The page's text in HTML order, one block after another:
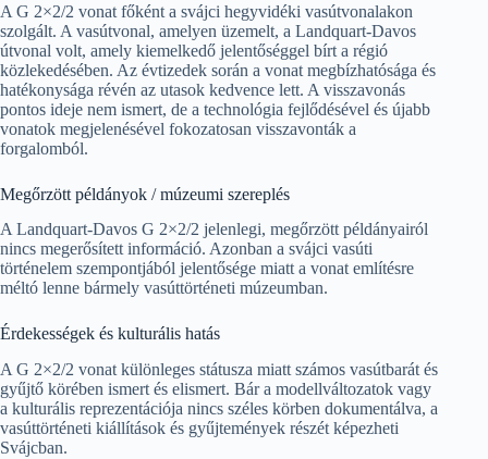
A G 2×2/2 vonat főként a svájci hegyvidéki vasútvonalakon
szolgált. A vasútvonal, amelyen üzemelt, a Landquart-Davos
útvonal volt, amely kiemelkedő jelentőséggel bírt a régió
közlekedésében. Az évtizedek során a vonat megbízhatósága és
hatékonysága révén az utasok kedvence lett. A visszavonás
pontos ideje nem ismert, de a technológia fejlődésével és újabb
vonatok megjelenésével fokozatosan visszavonták a
forgalomból.
Megőrzött példányok / múzeumi szereplés
A Landquart-Davos G 2×2/2 jelenlegi, megőrzött példányairól
nincs megerősített információ. Azonban a svájci vasúti
történelem szempontjából jelentősége miatt a vonat említésre
méltó lenne bármely vasúttörténeti múzeumban.
Érdekességek és kulturális hatás
A G 2×2/2 vonat különleges státusza miatt számos vasútbarát és
gyűjtő körében ismert és elismert. Bár a modellváltozatok vagy
a kulturális reprezentációja nincs széles körben dokumentálva, a
vasúttörténeti kiállítások és gyűjtemények részét képezheti
Svájcban.